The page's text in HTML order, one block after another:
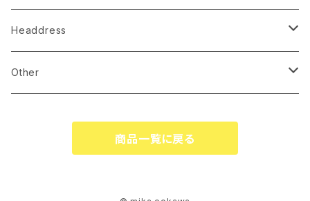
earrings
pierce
Headdress
linestone comb
Other
商品一覧に戻る